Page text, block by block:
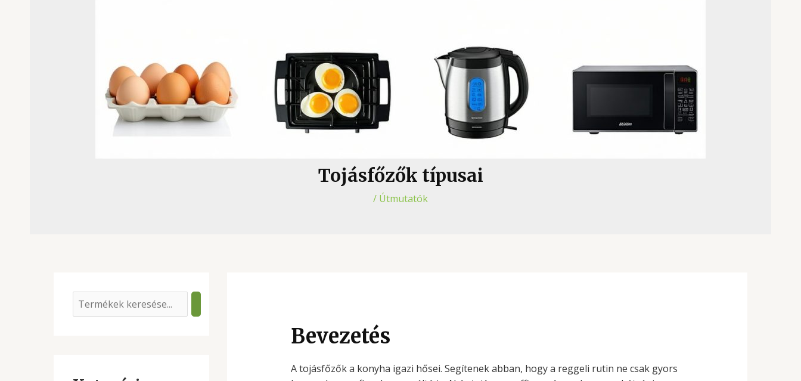
Tojásfőzők típusai
/ Útmutatók
e
c
Bevezetés
A tojásfőzők a konyha igazi hősei. Segítenek abban, hogy a reggeli rutin ne csak gyors